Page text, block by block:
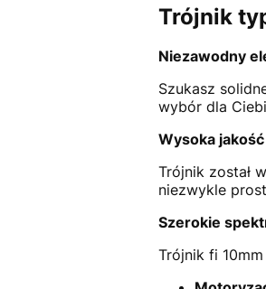
Trójnik
Niezawodny
Szukasz
wybór dla
Wysoka
Trójnik został
niezwykle
Szerokie
Trójnik fi